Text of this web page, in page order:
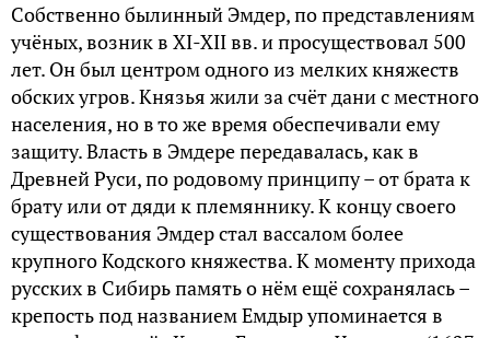
Собственно былинный Эмдер, по представлениям
учёных, возник в XI-XII вв. и просуществовал 500
лет. Он был центром одного из мелких княжеств
обских угров. Князья жили за счёт дани с местного
населения, но в то же время обеспечивали ему
защиту. Власть в Эмдере передавалась, как в
Древней Руси, по родовому принципу – от брата к
брату или от дяди к племяннику. К концу своего
существования Эмдер стал вассалом более
крупного Кодского княжества. К моменту прихода
русских в Сибирь память о нём ещё сохранялась –
крепость под названием Емдыр упоминается в